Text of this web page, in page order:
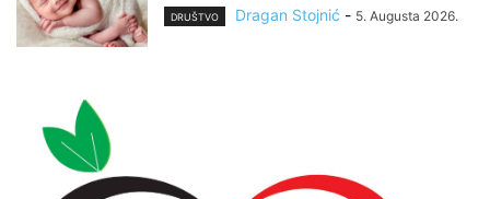
DRUŠTVO Dragan Stojnić - 5. Augusta 2026.